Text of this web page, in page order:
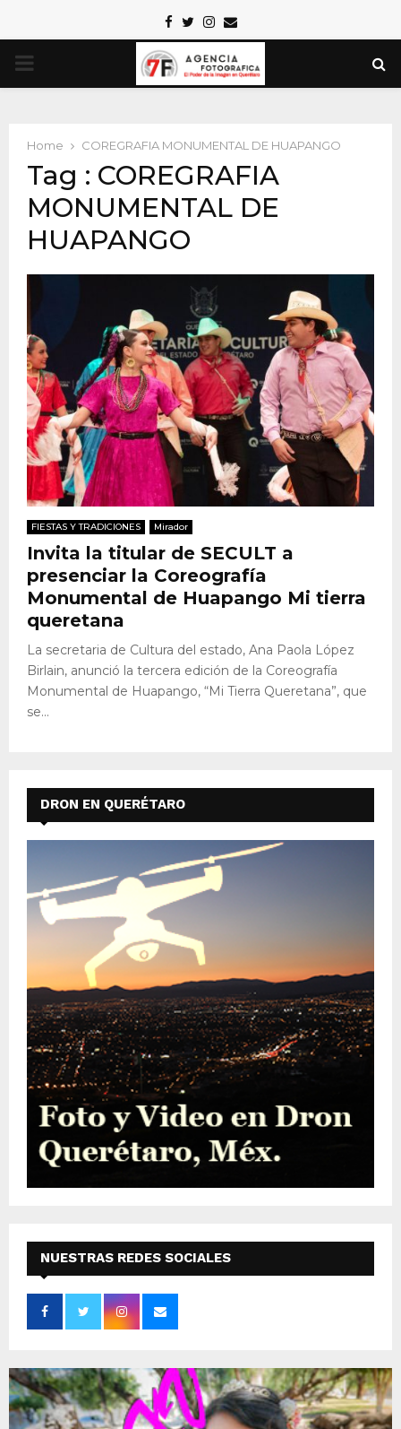
Facebook
TwitterInstagram
Email
PRIMARY
Home COREGRAFIA MONUMENTAL DE HUAPANGO
Tag : COREGRAFIA
MONUMENTAL DE
HUAPANGO
FIESTAS Y TRADICIONES Mirador
Invita la titular de SECULT a
presenciar la Coreografía
Monumental de Huapango Mi tierra
queretana
La secretaria de Cultura del estado, Ana Paola López
Birlain, anunció la tercera edición de la Coreografía
Monumental de Huapango, “Mi Tierra Queretana”, que
se...
DRON EN QUERÉTARO
NUESTRAS REDES SOCIALES